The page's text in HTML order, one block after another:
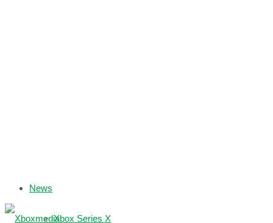
News
Xbox Series X